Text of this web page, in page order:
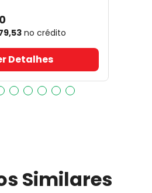
,53 no crédito
Detalhes
Similares